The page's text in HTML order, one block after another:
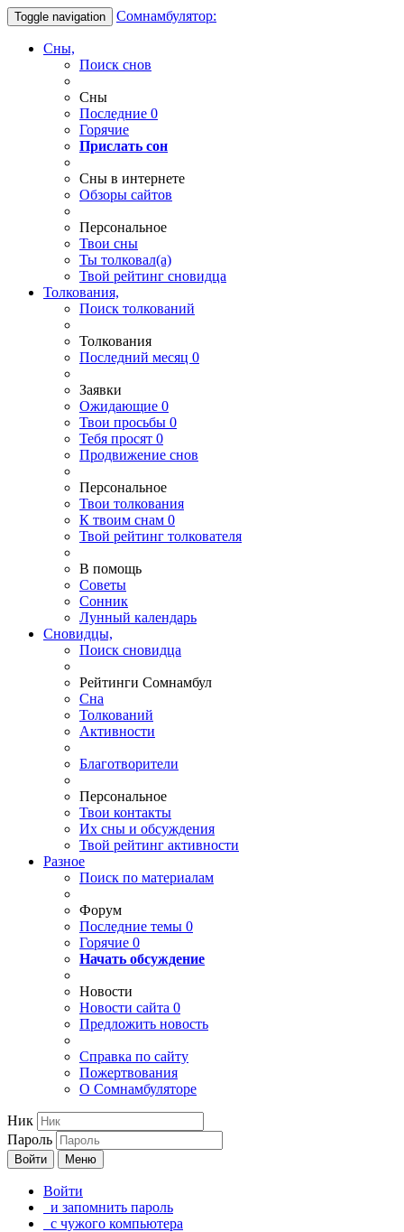
Toggle navigation Сомнамбулятор:
Сны,
Поиск снов
Сны
Последние 0
Горячие
Прислать сон
Сны в интернете
Обзоры сайтов
Персональное
Твои сны
Ты толковал(а)
Твой рейтинг сновидца
Толкования,
Поиск толкований
Толкования
Последний месяц 0
Заявки
Ожидающие 0
Твои просьбы 0
Тебя просят 0
Продвижение снов
Персональное
Твои толкования
К твоим снам 0
Твой рейтинг толкователя
В помощь
Советы
Сонник
Лунный календарь
Сновидцы,
Поиск сновидца
Рейтинги Сомнамбул
Сна
Толкований
Активности
Благотворители
Персональное
Твои контакты
Их сны и обсуждения
Твой рейтинг активности
Разное
Поиск по материалам
Форум
Последние темы 0
Горячие 0
Начать обсуждение
Новости
Новости сайта 0
Предложить новость
Справка по сайту
Пожертвования
О Сомнамбуляторе
Ник
Пароль
Войти Меню
Войти
и запомнить пароль
с чужого компьютера